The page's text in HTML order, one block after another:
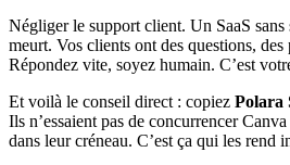
Négliger le support client. Un SaaS sans
meurt. Vos clients ont des questions, des
Répondez vite, soyez humain. C’est
Et voilà le conseil direct : copiez Polara
Ils n’essaient pas de concurrencer
dans leur créneau. C’est ça qui les rend